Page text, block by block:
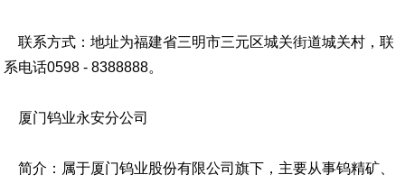
联系方式：地址为福建省三明市三元区城关街道城关村，联
系电话0598 - 8388888。
厦门钨业永安分公司
简介：属于厦门钨业股份有限公司旗下，主要从事钨精矿、